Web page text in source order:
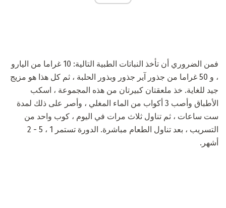
فمن الضروري أن تأخذ النباتات الطبية التالية: 10 غراما من اليارو
، و 50 غراما من جذور آير جذور وبذور الحلبة ، ثم كل هذا هو مزيج
جيد للغاية. خذ ملعقتان كبيرتان من هذه المجموعة ، اسكب
الأطباق وأصب 3 أكواب من الماء المغلي ، وأصر على ذلك لمدة
ست ساعات ، ثم تناول ثلاث مرات في اليوم ، كوب واحد من
التسريب ، بعد تناول الطعام مباشرة. الدورة تستمر 1 ، 5 - 2
أشهر.